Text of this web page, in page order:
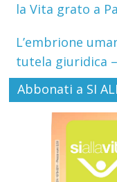
la Vita grato a
L’embrione
tutela giuridica
Abbonati a SI